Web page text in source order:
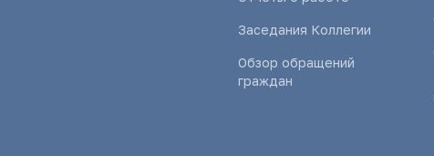
Заседания Коллегии
Обзор обращений
граждан